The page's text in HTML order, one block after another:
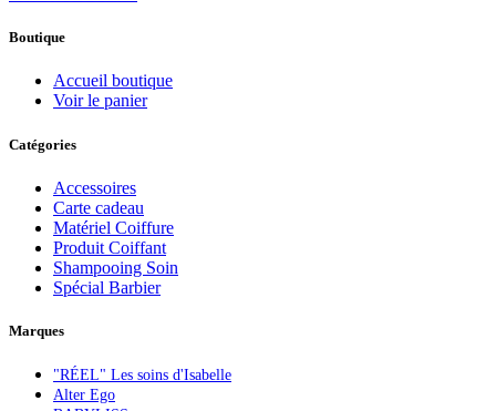
Boutique
Accueil boutique
Voir le panier
Catégories
Accessoires
Carte cadeau
Matériel Coiffure
Produit Coiffant
Shampooing Soin
Spécial Barbier
Marques
"RÉEL" Les soins d'Isabelle
Alter Ego